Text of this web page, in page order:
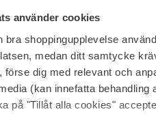
använder cookies
bra shoppingupplevelse
medan ditt samtycke
förse dig med relevant och
(kan innefatta
på "Tillåt alla cookies"